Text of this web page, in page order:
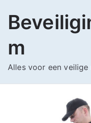
naar
inhoud
m
Alles voor een veilige